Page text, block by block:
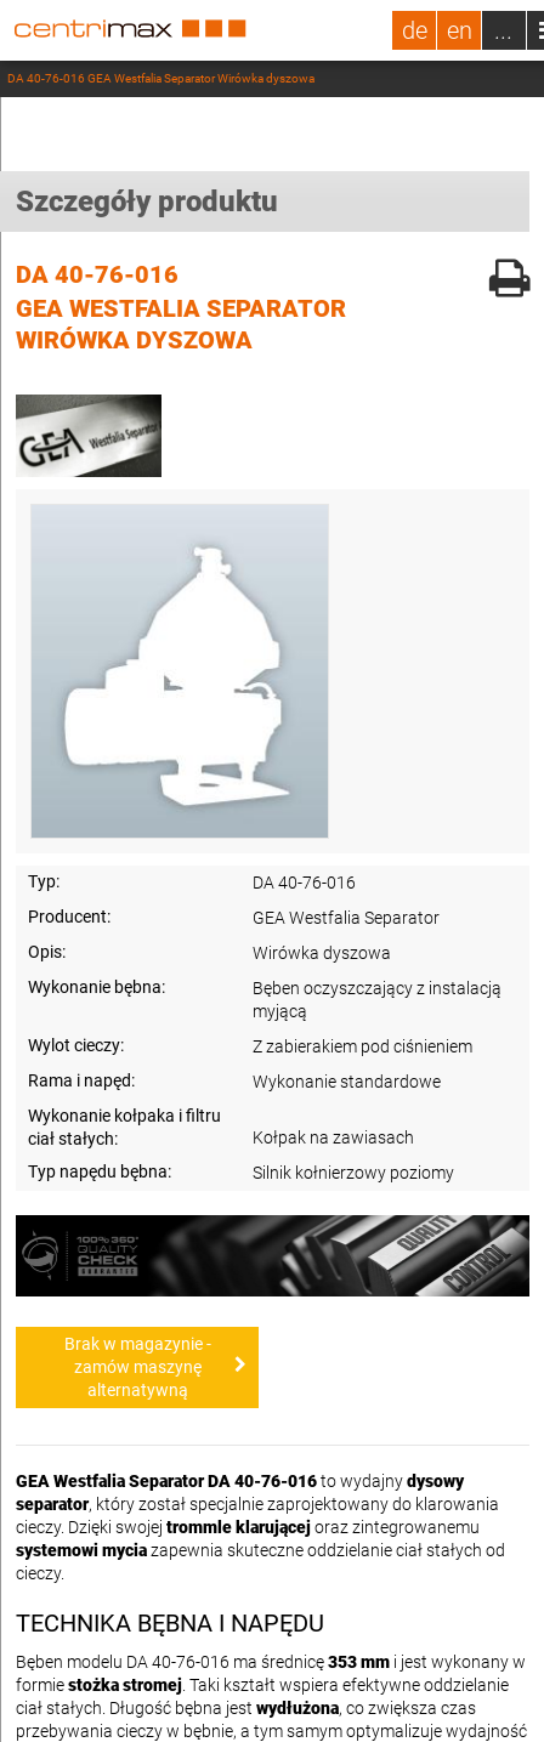
de en ...
DA 40-76-016 GEA Westfalia Separator Wirówka dyszowa
Szczegóły produktu
DA 40-76-016
GEA WESTFALIA SEPARATOR
WIRÓWKA DYSZOWA
Typ:
DA 40-76-016
Producent:
GEA Westfalia Separator
Opis:
Wirówka dyszowa
Wykonanie bębna:
Bęben oczyszczający z instalacją
myjącą
Wylot cieczy:
Z zabierakiem pod ciśnieniem
Rama i napęd:
Wykonanie standardowe
Wykonanie kołpaka i filtru
ciał stałych:
Kołpak na zawiasach
Typ napędu bębna:
Silnik kołnierzowy poziomy
Brak w magazynie -
zamów maszynę
alternatywną
GEA Westfalia Separator DA 40-76-016to wydajnydysowy
separator, który został specjalnie zaprojektowany do klarowania
cieczy. Dzięki swojej trommle klarującejoraz zintegrowanemu
systemowi myciazapewnia skuteczne oddzielanie ciał stałych od
cieczy.
TECHNIKA BĘBNA I NAPĘDU
Bęben modelu DA 40-76-016 ma średnicę353 mm i jest wykonany w
formiestożka stromej . Taki kształt wspiera efektywne oddzielanie
ciał stałych. Długość bębna jest wydłużona, co zwiększa czas
przebywania cieczy w bębnie, a tym samym optymalizuje wydajność